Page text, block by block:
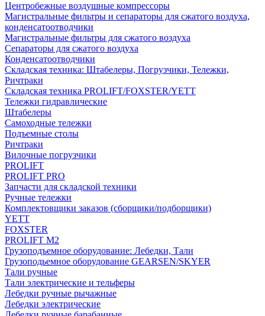
Центробежные воздушные компрессоры
Магистральные фильтры и сепараторы для сжатого воздуха,
конденсатоотводчики
Магистральные фильтры для сжатого воздуха
Сепараторы для сжатого воздуха
Конденсатоотводчики
Складская техника: Штабелеры, Погрузчики, Тележки,
Ричтраки
Складская техника PROLIFT/FOXSTER/YETT
Тележки гидравлические
Штабелеры
Самоходные тележки
Подъемные столы
Ричтраки
Вилочные погрузчики
PROLIFT
PROLIFT PRO
Запчасти для складской техники
Ручные тележки
Комплектовщики заказов (сборщики/подборщики)
YETT
FOXSTER
PROLIFT M2
Грузоподъемное оборудование: Лебедки, Тали
Грузоподьемное оборудование GEARSEN/SKYER
Тали ручные
Тали электрические и тельферы
Лебедки ручные рычажные
Лебедки электрические